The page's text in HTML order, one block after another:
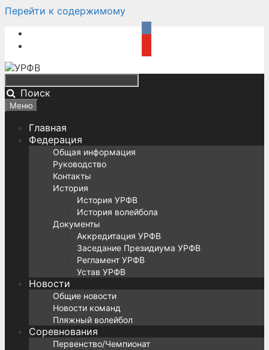
Перейти к содержимому
Поиск
Меню
Главная
Федерация
Общая информация
Руководство
Контакты
История
История УРФВ
История волейбола
Документы
Аккредитация УРФВ
Заседание Президиума УРФВ
Регламент УРФВ
Устав УРФВ
Новости
Общие новости
Новости команд
Пляжный волейбол
Соревнования
Первенство/Чемпионат